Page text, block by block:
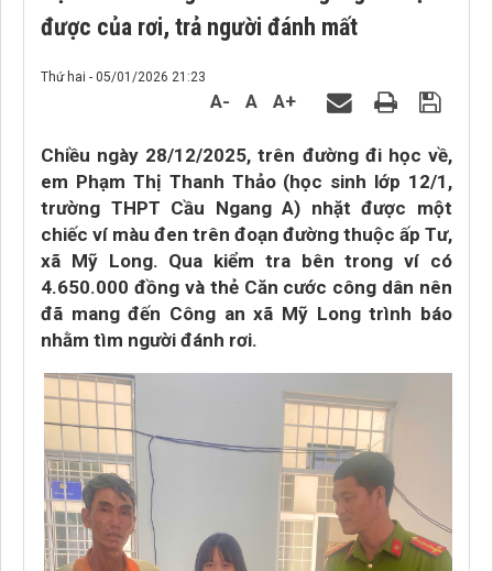
được của rơi, trả người đánh mất
Thứ hai - 05/01/2026 21:23
A- A A+
Chiều ngày 28/12/2025, trên đường đi học về,
em Phạm Thị Thanh Thảo (học sinh lớp 12/1,
trường THPT Cầu Ngang A) nhặt được một
chiếc ví màu đen trên đoạn đường thuộc ấp Tư,
xã Mỹ Long. Qua kiểm tra bên trong ví có
4.650.000 đồng và thẻ Căn cước công dân nên
đã mang đến Công an xã Mỹ Long trình báo
nhằm tìm người đánh rơi.